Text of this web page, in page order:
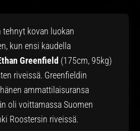
tehnyt kovan luokan
kun ensi kaudella
Greenfield (175cm, 95kg)
riveissä. Greenfieldin
ammattilaisuransa
oli voittamassa Suomen
Roostersin riveissä.